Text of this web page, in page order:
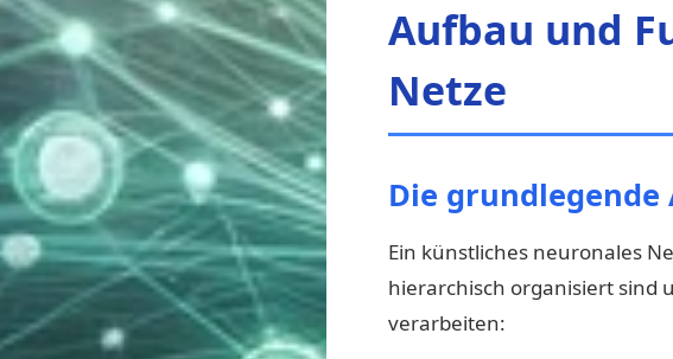
Aufbau und
Netze
Die
Ein künstliches neuronales
hierarchisch organisiert sind
verarbeiten: